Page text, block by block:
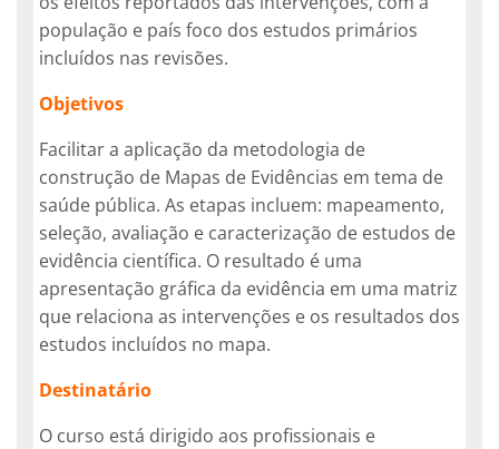
população e país foco dos estudos primários
incluídos nas revisões.
Objetivos
Facilitar a aplicação da metodologia de
construção de Mapas de Evidências em tema de
saúde pública. As etapas incluem: mapeamento,
seleção, avaliação e caracterização de estudos de
evidência científica. O resultado é uma
apresentação gráfica da evidência em uma matriz
que relaciona as intervenções e os resultados dos
estudos incluídos no mapa.
Destinatário
O curso está dirigido aos profissionais e